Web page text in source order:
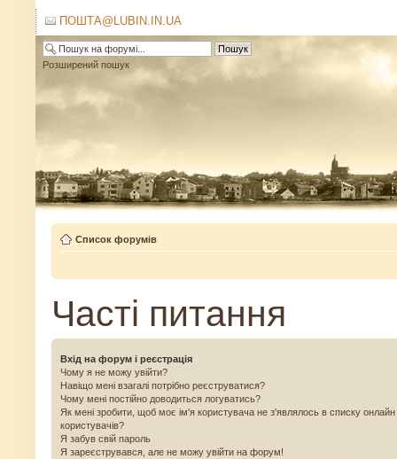
ПОШТА@LUBIN.IN.UA
Розширений пошук
Список форумів
Часті питання
Вхід на форум і реєстрація
Чому я не можу увійти?
Навіщо мені взагалі потрібно реєструватися?
Чому мені постійно доводиться логуватись?
Як мені зробити, щоб моє ім'я користувача не з'являлось в списку онлайн
користувачів?
Я забув свій пароль
Я зареєструвався, але не можу увійти на форум!